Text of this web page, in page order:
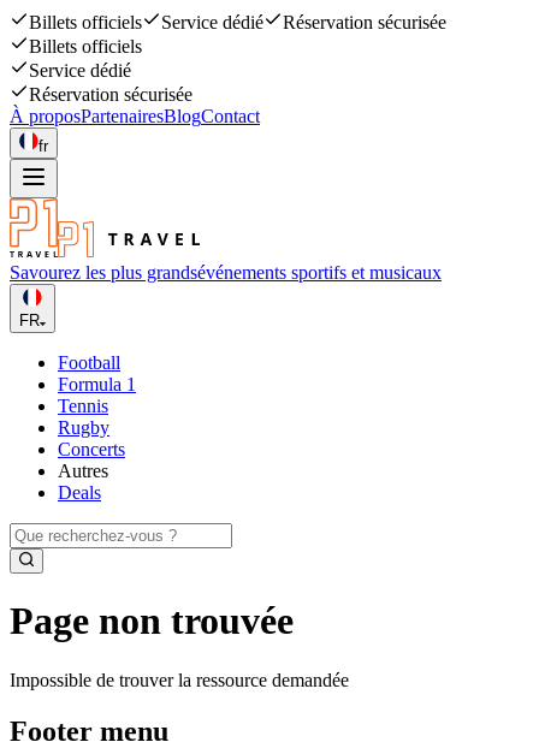
Billets officiels Service dédié
Réservation sécurisée
Billets officiels
Service dédié
Réservation sécurisée
À proposPartenairesBlogContact
fr
Savourez les plus grandsévénements sportifs et musicaux
FR
Football
Formula 1
Tennis
Rugby
Concerts
Autres
Deals
Page non trouvée
Impossible de trouver la ressource demandée
Footer menu